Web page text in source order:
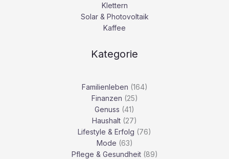
Klettern
Solar & Photovoltaik
Kaffee
Kategorie
Familienleben (164)
Finanzen (25)
Genuss (41)
Haushalt (27)
Lifestyle & Erfolg (76)
Mode (63)
Pflege & Gesundheit(89)